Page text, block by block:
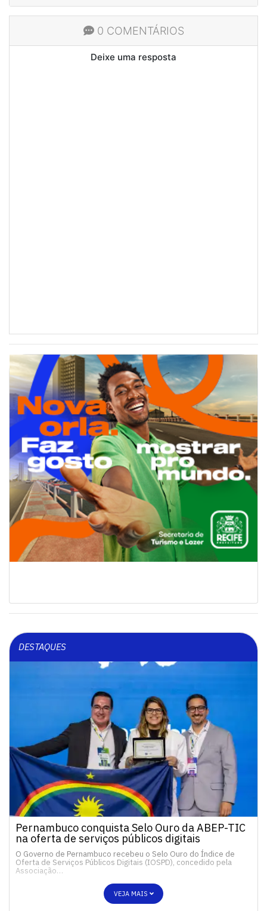
0 COMENTÁRIOS
Deixe uma resposta
DESTAQUES
Pernambuco conquista Selo Ouro da ABEP-TIC
na oferta de serviços públicos digitais
O Governo de Pernambuco recebeu o Selo Ouro do Índice de
Oferta de Serviços Públicos Digitais (IOSPD), concedido pela
Associação…
VEJA MAIS